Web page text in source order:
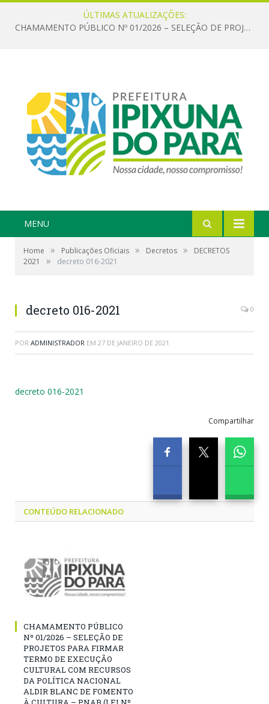
ÚLTIMAS ATUALIZAÇÕES:
CHAMAMENTO PÚBLICO Nº 01/2026 – SELEÇÃO DE PROJETOS PARA FIRMAR TERMO DE EXECUÇÃO CULTURAL COM RECURSOS DA POLÍTICA NACIONAL ALDIR BLANC DE FOMENTO À CULTURA – PNAB (LEI Nº 14.399/2022)
MENU
Home » Publicações Oficiais » Decretos »
DECRETOS
2021
» decreto 016-2021
decreto 016-2021 0
POR ADMINISTRADOR EM 27 DE JANEIRO DE 2021
decreto 016-2021
Compartilhar
CONTEÚDO RELACIONADO
CHAMAMENTO PÚBLICO
Nº 01/2026 – SELEÇÃO DE
PROJETOS PARA FIRMAR
TERMO DE EXECUÇÃO
CULTURAL COM RECURSOS
DA POLÍTICA NACIONAL
ALDIR BLANC DE FOMENTO